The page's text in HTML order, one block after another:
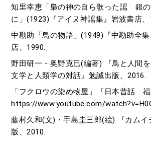
知里幸恵「梟の神の自ら歌った謡 銀の
に」(1923)『アイヌ神謡集』岩波書店、
中勘助「鳥の物語」(1949)『中勘助全
店、1990.
野田研一・奥野克巳(編著) 『鳥と人間
文学と人類学の対話』勉誠出版、2016.
「フクロウの染め物屋」『日本昔話 福
https://www.youtube.com/
藤村久和(文)・手島圭三郎(絵) 『カムイ
版、2010.